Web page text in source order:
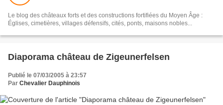
Le blog des châteaux forts et des constructions fortifiées du Moyen Âge :
Églises, cimetières, villages défensifs, cités, ponts, maisons nobles...
Diaporama château de Zigeunerfelsen
Publié le 07/03/2005 à 23:57
Par Chevalier Dauphinois